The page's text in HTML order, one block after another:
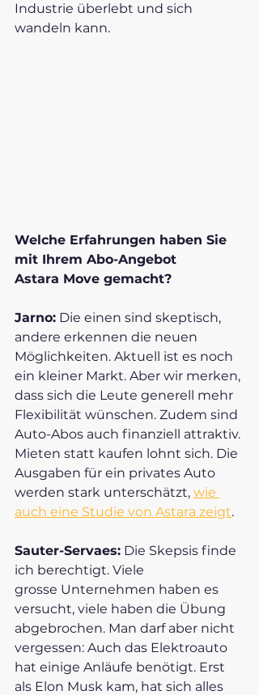
Industrie überlebt und sich
wandeln kann.
Welche Erfahrungen haben Sie
mit Ihrem Abo-Angebot
Astara Move gemacht?
Jarno: Die einen sind skeptisch,
andere erkennen die neuen
Möglichkeiten. Aktuell ist es noch
ein kleiner Markt. Aber wir merken,
dass sich die Leute generell mehr
Flexibilität wünschen. Zudem sind
Auto-Abos auch finanziell attraktiv.
Mieten statt kaufen lohnt sich. Die
Ausgaben für ein privates Auto
werden stark unterschätzt, wie
auch eine Studie von Astara zeigt.
Sauter-Servaes: Die Skepsis finde
ich berechtigt. Viele
grosse Unternehmen haben es
versucht, viele haben die Übung
abgebrochen. Man darf aber nicht
vergessen: Auch das Elektroauto
hat einige Anläufe benötigt. Erst
als Elon Musk kam, hat sich alles